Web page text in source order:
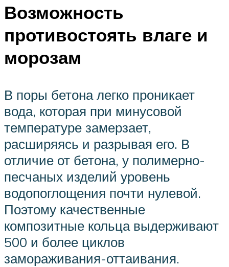
Возможность
противостоять влаге и
морозам
В поры бетона легко проникает
вода, которая при минусовой
температуре замерзает,
расширяясь и разрывая его. В
отличие от бетона, у полимерно-
песчаных изделий уровень
водопоглощения почти нулевой.
Поэтому качественные
композитные кольца выдерживают
500 и более циклов
замораживания-оттаивания.